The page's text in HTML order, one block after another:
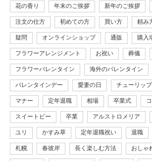
花の香り 年末のご挨拶 新年のご挨拶
注文の仕方 初めての方 買い方 頼み
疑問 オンラインショップ 通販 購入
フラワーアレンジメント お祝い 葬儀
フラワーバレンタイン 海外のバレンタイン
バレンタインデー 愛妻の日 チューリップ
マナー 定年退職 相場 卒業式
スイートピー 卒業 アルストロメリア
ユリ かすみ草 定年退職祝い 退職
札幌 春彼岸 長く楽しむ方法 おしゃ